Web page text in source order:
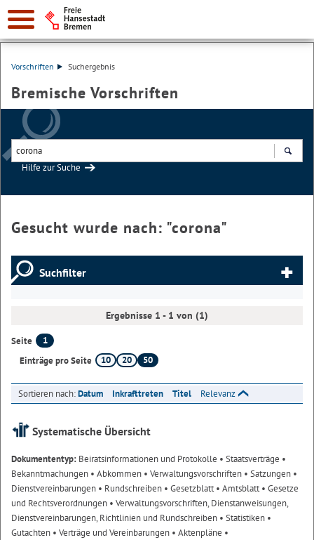
Vorschriften Suchergebnis
Bremische Vorschriften
Hilfe zur Suche
Gesucht wurde nach: "corona"
Suchfilter
Ergebnisse 1 - 1 von (1)
Seite
1
Einträge pro Seite
10 20 50
Sortieren nach:Datum Inkrafttreten Titel Relevanz
Systematische Übersicht
Dokumententyp: Beiratsinformationen und Protokolle • Staatsverträge •
Bekanntmachungen • Abkommen • Verwaltungsvorschriften • Satzungen •
Dienstvereinbarungen • Rundschreiben • Gesetzblatt• Amtsblatt• Gesetze
und Rechtsverordnungen • Verwaltungsvorschriften, Dienstanweisungen,
Dienstvereinbarungen, Richtlinien und Rundschreiben • Statistiken •
Gutachten • Verträge und Vereinbarungen • Aktenpläne •